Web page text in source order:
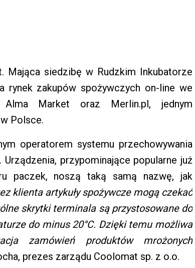
Mająca siedzibę w Rudzkim Inkubatorze
rynek zakupów spożywczych on-line we
Market oraz Merlin.pl, jednym
Polsce.
operatorem systemu przechowywania
przypominające popularne już
paczek, noszą taką samą nazwę, jak
klienta artykuły spożywcze mogą czekać
skrytki terminala są przystosowane do
do minus 20°C. Dzięki temu możliwa
zamówień produktów mrożonych
prezes zarządu Coolomat sp. z o.o.